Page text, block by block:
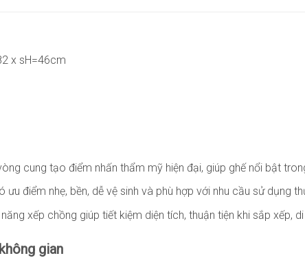
x sH=46cm
cung tạo điểm nhấn thẩm mỹ hiện đại, giúp ghế nổi bật
ưu điểm nhẹ, bền, dễ vệ sinh và phù hợp với nhu cầu sử dụng
xếp chồng giúp tiết kiệm diện tích, thuận tiện khi sắp xếp,
gian